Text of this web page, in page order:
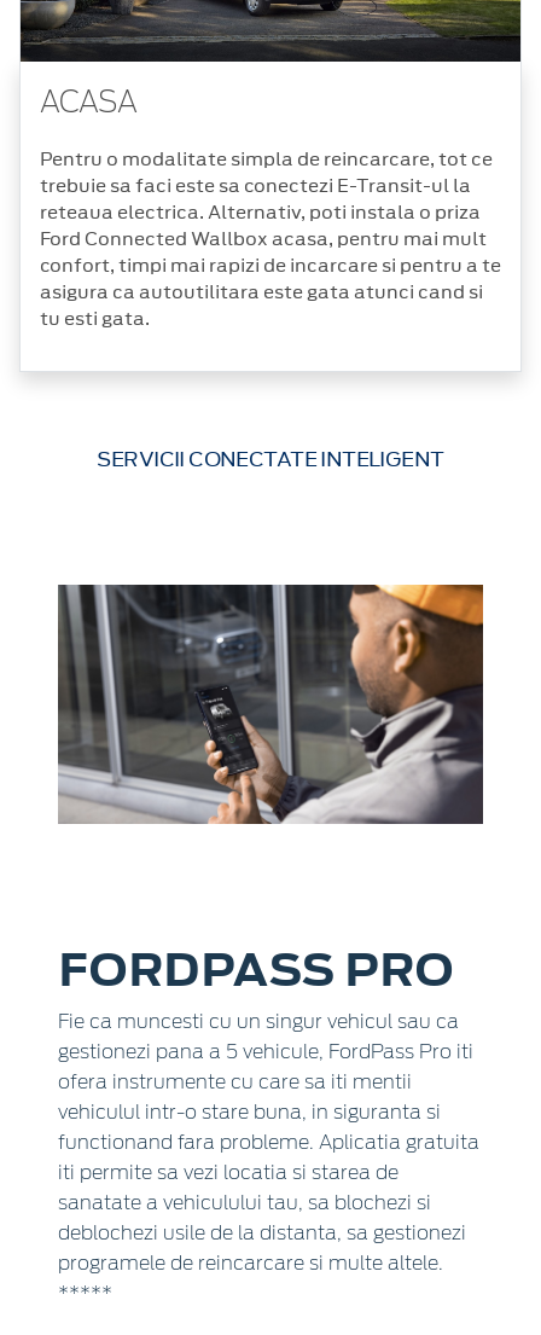
ACASA
Pentru o modalitate simpla de reincarcare, tot ce
trebuie sa faci este sa conectezi E-Transit-ul la
reteaua electrica. Alternativ, poti instala o priza
Ford Connected Wallbox acasa, pentru mai mult
confort, timpi mai rapizi de incarcare si pentru a te
asigura ca autoutilitara este gata atunci cand si
tu esti gata.
SERVICII CONECTATE INTELIGENT
FORDPASS PRO
Fie ca muncesti cu un singur vehicul sau ca
gestionezi pana a 5 vehicule, FordPass Pro iti
ofera instrumente cu care sa iti mentii
vehiculul intr-o stare buna, in siguranta si
functionand fara probleme. Aplicatia gratuita
iti permite sa vezi locatia si starea de
sanatate a vehiculului tau, sa blochezi si
deblochezi usile de la distanta, sa gestionezi
programele de reincarcare si multe altele.
*****